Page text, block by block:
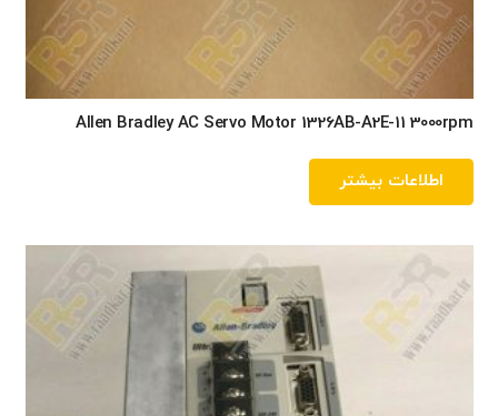
Allen Bradley AC Servo Motor 1326AB-A2E-11 3000rpm
اطلاعات بیشتر